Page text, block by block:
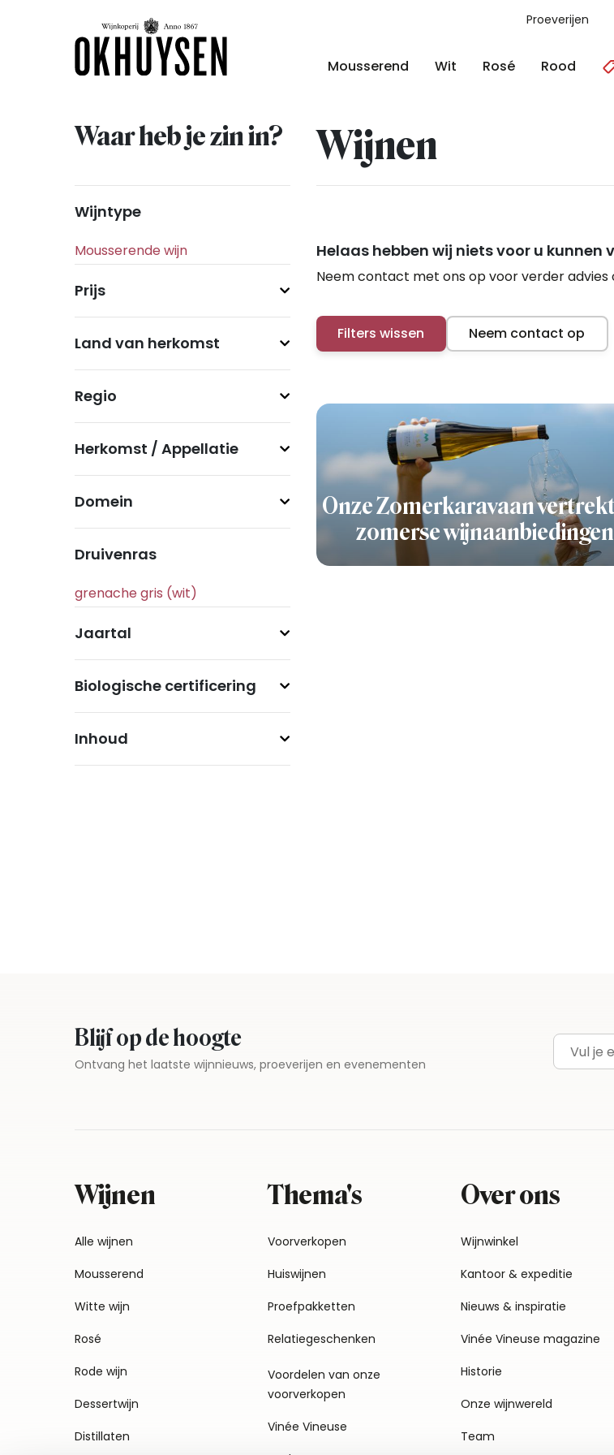
Proeverijen
Mousserend Wit Rosé Rood
Waar heb je zin in? Wijnen
Wijntype
Prijs
Land van herkomst
Regio
Herkomst / Appellatie
Domein
Druivenras
Jaartal
Biologische certificering
Inhoud
Helaas hebben wij niets voor u kunnen
Neem contact met ons op voor verder advies
Filters wissen Neem contact op
Onze Zomerkaravaan
zomerse wijnaanbiedingen
Blijf op de hoogte
Ontvang het laatste wijnnieuws, proeverijen en evenementen E-
Wijnen
Alle wijnen
Mousserend
Witte wijn
Rosé
Rode wijn
Dessertwijn
Distillaten
Thema's
Voorverkopen
Huiswijnen
Proefpakketten
Relatiegeschenken
Voordelen van onze
voorverkopen
Vinée Vineuse
Over ons
Wijnwinkel
Kantoor & expeditie
Nieuws & inspiratie
Vinée Vineuse magazine
Historie
Onze wijnwereld
Team